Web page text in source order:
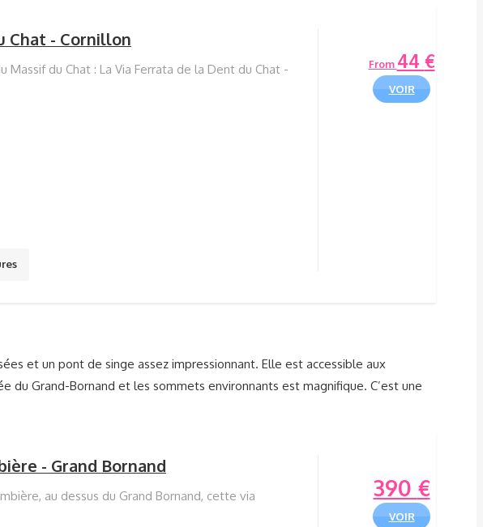
Chat - Cornillon
du Chat : La Via Ferrata de la Dent du Chat -
From 44 €
VOIR
et un pont de singe assez impressionnant. Elle est accessible aux
Grand-Bornand et les sommets environnants est magnifique. C’est une
- Grand Bornand
au dessus du Grand Bornand, cette via
390 €
VOIR